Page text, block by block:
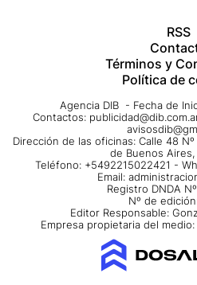
RSS
Términos y
Política de
Agencia DIB - Fecha de
Contactos:
Dirección de las oficinas: Calle 48
de Buenos
Teléfono: +5492215022421 -
Email:
Registro DNDA
Nº de
Editor Responsable:
Empresa propietaria del